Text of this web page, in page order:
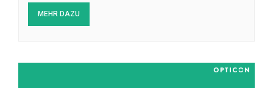
MEHR DAZU